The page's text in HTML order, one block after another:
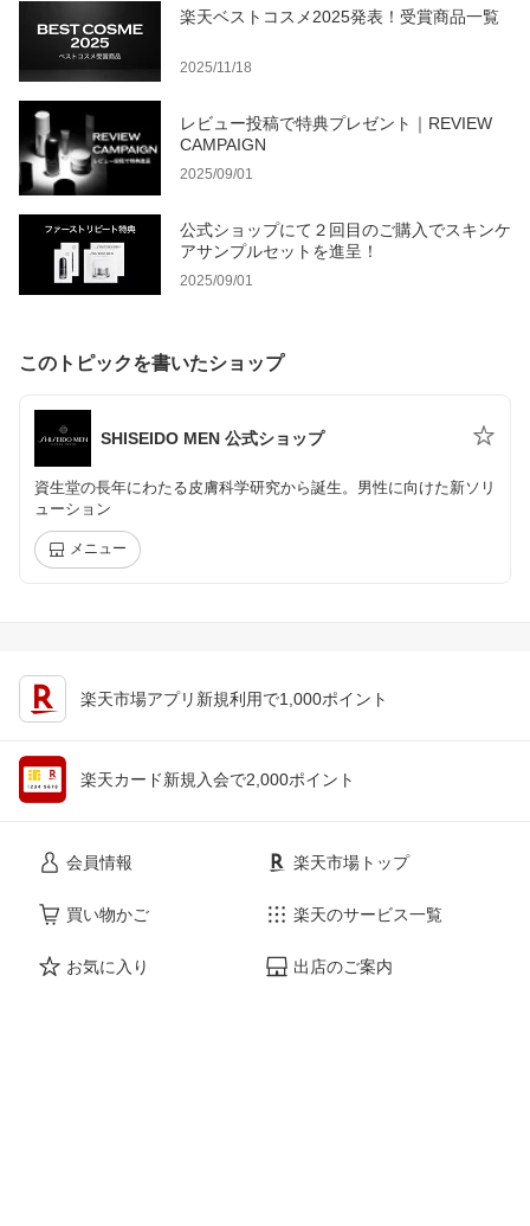
楽天ベストコスメ2025発表！受賞商品一覧
2025/11/18
レビュー投稿で特典プレゼント｜REVIEW
CAMPAIGN
2025/09/01
公式ショップにて２回目のご購入でスキンケ
アサンプルセットを進呈！
2025/09/01
このトピックを書いたショップ
SHISEIDO MEN 公式ショップ
資生堂の長年にわたる皮膚科学研究から誕生。男性に向けた新ソリ
ューション
メニュー
楽天市場アプリ新規利用で1,000ポイント
楽天カード新規入会で2,000ポイント
会員情報
買い物かご
お気に入り
楽天市場トップ
楽天のサービス一覧
出店のご案内